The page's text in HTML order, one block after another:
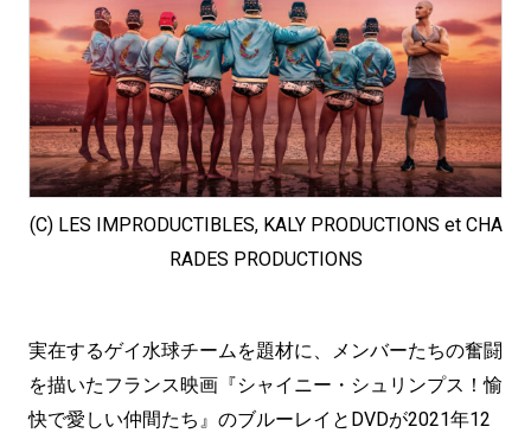
(C) LES IMPRODUCTIBLES, KALY PRODUCTIONS et CHA
RADES PRODUCTIONS
実在するゲイ水球チームを題材に、メンバーたちの奮闘
を描いたフランス映画『シャイニー・シュリンプス！愉
快で愛しい仲間たち』のブルーレイとDVDが2021年12